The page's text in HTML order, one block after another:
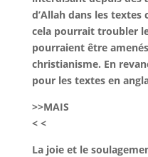
d’Allah dans les
cela pourrait troubler
pourraient être
christianisme. En
pour les textes en
>>MAIS
< <
La joie et le